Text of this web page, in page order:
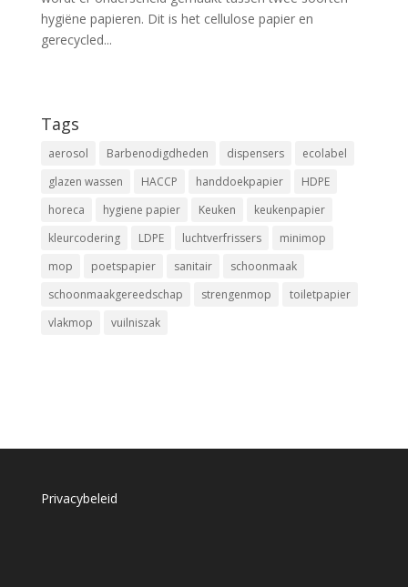
hygiëne papieren. Dit is het cellulose papier en
gerecycled...
Tags
aerosol Barbenodigdheden dispensers
ecolabel
glazen wassen
HACCP handdoekpapier
HDPE
horeca
hygiene papier Keuken
keukenpapier
kleurcodering
LDPE luchtverfrissers
minimop
mop
poetspapier sanitair
schoonmaak
schoonmaakgereedschap
strengenmop
toiletpapier
vlakmop
vuilniszak
Privacybeleid